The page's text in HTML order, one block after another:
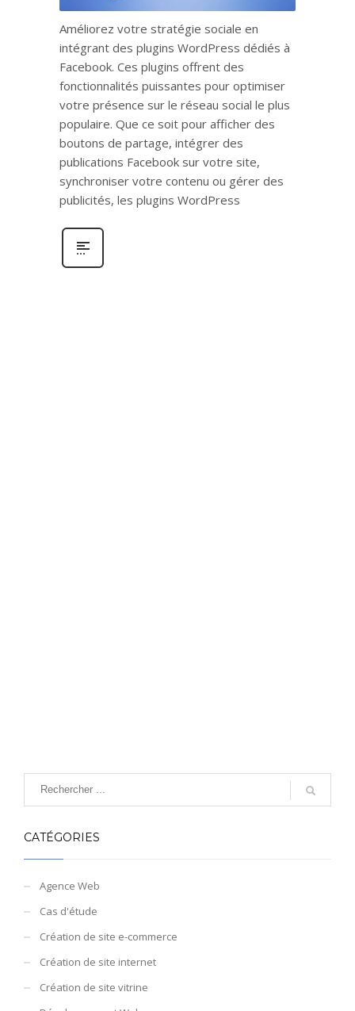
Améliorez votre stratégie sociale en
intégrant des plugins WordPress dédiés à
Facebook. Ces plugins offrent des
fonctionnalités puissantes pour optimiser
votre présence sur le réseau social le plus
populaire. Que ce soit pour afficher des
boutons de partage, intégrer des
publications Facebook sur votre site,
synchroniser votre contenu ou gérer des
publicités, les plugins WordPress
CATÉGORIES
Agence Web
Cas d'étude
Création de site e-commerce
Création de site internet
Création de site vitrine